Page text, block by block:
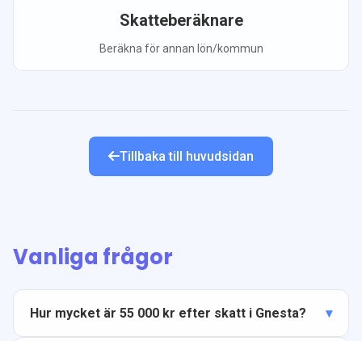
Skatteberäknare
Beräkna för annan lön/kommun
Tillbaka till huvudsidan
Vanliga frågor
Hur mycket är 55 000 kr efter skatt i Gnesta?